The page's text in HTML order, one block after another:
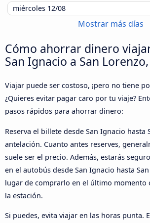
miércoles 12/08
Mostrar más días
Cómo ahorrar dinero
San Ignacio a San Lorenzo,
Viajar puede ser costoso, ¡pero no tiene
¿Quieres evitar pagar caro por tu viaje?
pasos rápidos para ahorrar dinero:
Reserva el billete desde San Ignacio hasta
antelación. Cuanto antes reserves,
suele ser el precio. Además, estarás
en el autobús desde San Ignacio hasta
lugar de comprarlo en el último momento
la estación.
Si puedes, evita viajar en las horas punta.